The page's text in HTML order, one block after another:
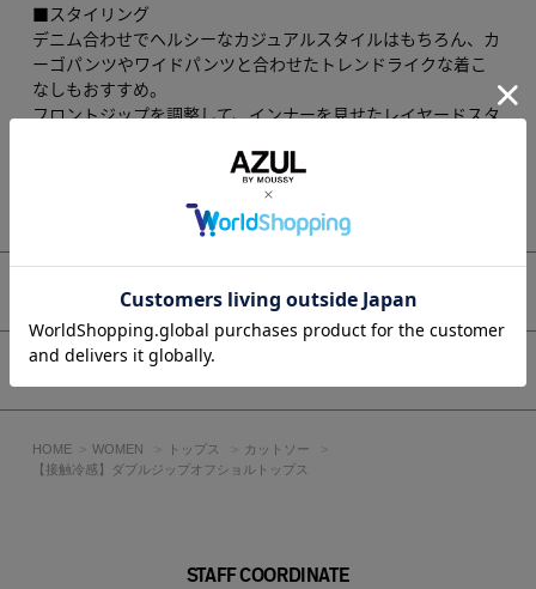
■スタイリング
デニム合わせでヘルシーなカジュアルスタイルはもちろん、カ
ーゴパンツやワイドパンツと合わせたトレンドライクな着こ
なしもおすすめ。
フロントジップを調整して、インナーを見せたレイヤードスタ
綿とポリエステルで軽やかに仕上げつつ、ポリウレタン入りで
しっかり伸びて程よいフィット感を備えたリブカットソー素材
です。
裏 地：なし
伸縮性：あり
光沢感：なし
■O/WHT モデル身長172cm（FREEサイズ着用）
■BLK・D/RED・T.GRY モデル身長175cm（FREEサイズ着
※画像の商品はサンプルです。実際の商品と仕様、加工が若干
もっと見る
アイテムサイズ
HOME WOMEN トップス
カットソー
【接触冷感】ダブルジップオフショルトップス
STAFF COORDINATE